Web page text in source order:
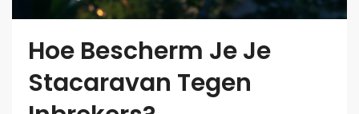
Hoe Bescherm Je Je
Stacaravan Tegen